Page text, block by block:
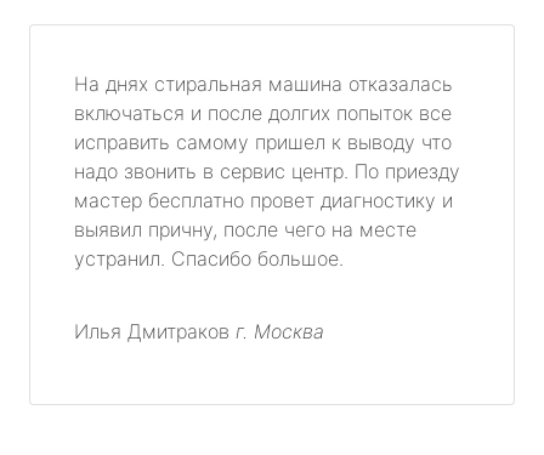
На днях стиральная машина отказалась
включаться и после долгих попыток все
исправить самому пришел к выводу что
надо звонить в сервис центр. По приезду
мастер бесплатно провет диагностику и
выявил причну, после чего на месте
устранил. Спасибо большое.
Илья Дмитраков г. Москва